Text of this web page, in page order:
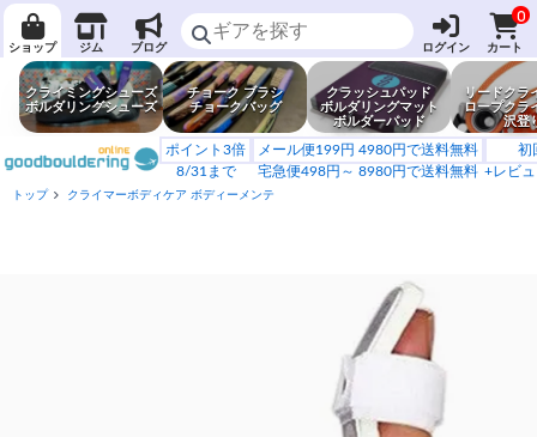
ショップ ジム ブログ ログイン
0
カート
クライミングシューズ
ボルダリングシューズ
チョーク ブラシ
チョークバッグ
クラッシュパッド
ボルダリングマット
ボルダーパッド
リードクラ
ロープクラ
沢登
ポイント3倍
8/31まで
メール便199円 4980円で送料無料
宅急便498円～ 8980円で送料無料
初
+レビ
トップ クライマーボディケア ボディーメンテ